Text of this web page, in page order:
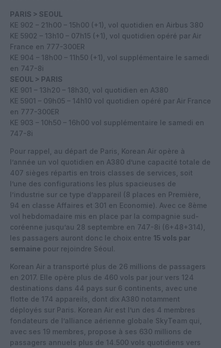
PARIS > SEOUL
KE 902 – 21h00 – 15h00 (+1), vol quotidien en Airbus 380
KE 5902 – 13h10 – 07h15 (+1), vol quotidien opéré par Air
France en 777-300ER
KE 904 – 18h00 – 11h50 (+1), vol supplémentaire le samedi
en 747-8i
SEOUL > PARIS
KE 901 – 13h20 – 18h30, vol quotidien en A380
KE 5901 – 09h05 – 14h10 vol quotidien opéré par Air France
en 777-300ER
KE 903 – 10h50 – 16h00 vol supplémentaire le samedi en
747-8i
Pour rappel, au départ de Paris, Korean Air opère à
l’année un vol quotidien en A380 d’une capacité totale de
407 sièges répartis en trois classes de services, soit
l’une des configurations les plus spacieuses de
l’industrie sur ce type d’appareil (8 places en Première,
94 en classe Affaires et 301 en Economie). Avec ce 8ème
vol hebdomadaire mis en place par la compagnie sud-
coréenne jusqu’au 28 septembre en 747-8i (6+48+314),
les passagers auront donc le choix entre 15 vols par
semaine pour rejoindre Séoul.
Korean Air a transporté plus de 26 millions de passagers
en 2017. Elle opère plus de 460 vols par jour vers 124
destinations dans 44 pays sur 6 continents, avec une
flotte de 174 appareils, dont dix A380 notamment
déployés sur Paris. Korean Air est l’un des 4 membres
fondateurs de l’alliance aérienne globale SkyTeam qui,
avec ses 19 membres, propose à ses 630 millions de
passagers annuels plus de 14.500 vols quotidiens vers